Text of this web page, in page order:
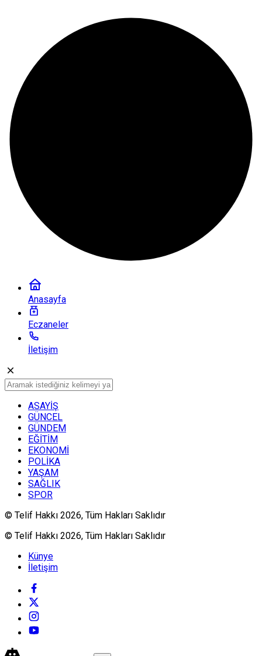
Anasayfa
Eczaneler
İletişim
ASAYİŞ
GÜNCEL
GÜNDEM
EĞİTİM
EKONOMİ
POLİKA
YAŞAM
SAĞLIK
SPOR
© Telif Hakkı 2026, Tüm Hakları Saklıdır
© Telif Hakkı 2026, Tüm Hakları Saklıdır
Künye
İletişim